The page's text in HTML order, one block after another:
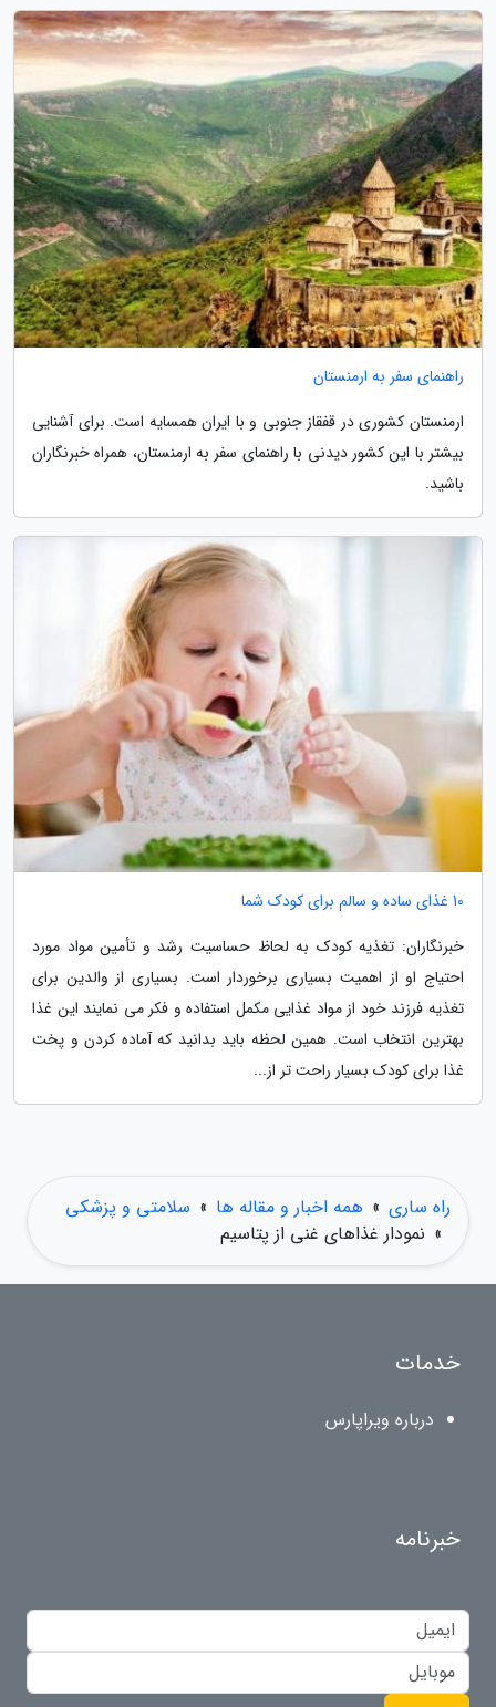
راهنمای سفر به ارمنستان
ارمنستان کشوری در قفقاز جنوبی و با ایران همسایه است. برای آشنایی
بیشتر با این کشور دیدنی با راهنمای سفر به ارمنستان، همراه خبرنگاران
باشید.
10 غذای ساده و سالم برای کودک شما
خبرنگاران: تغذیه کودک به لحاظ حساسیت رشد و تأمین مواد مورد
احتیاج او از اهمیت بسیاری برخوردار است. بسیاری از والدین برای
تغذیه فرزند خود از مواد غذایی مکمل استفاده و فکر می نمایند این غذا
بهترین انتخاب است. همین لحظه باید بدانید که آماده کردن و پخت
غذا برای کودک بسیار راحت تر از...
راه ساری » همه اخبار و مقاله ها » سلامتی و پزشکی
» نمودار غذاهای غنی از پتاسیم
خدمات
درباره ویراپارس
خبرنامه